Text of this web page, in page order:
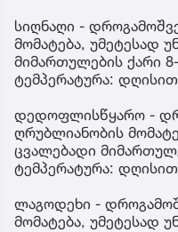
სიღნაღი -
მომატება, უმეტესად
მიმართულების ქარი
ტემპერატურა:
დედოფლისწყარო -
ღრუბლიანობის
ცვალებადი
ტემპერატურა:
ლაგოდეხი -
მომატება, უმეტესად